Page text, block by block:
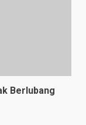
Berlubang